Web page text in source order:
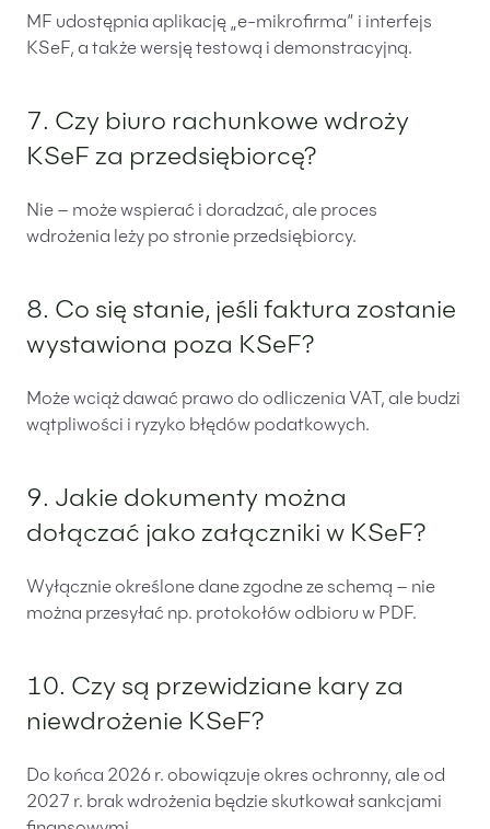
MF udostępnia aplikację „e-mikrofirma” i interfejs
KSeF, a także wersję testową i demonstracyjną.
7. Czy biuro rachunkowe wdroży
KSeF za przedsiębiorcę?
Nie – może wspierać i doradzać, ale proces
wdrożenia leży po stronie przedsiębiorcy.
8. Co się stanie, jeśli faktura zostanie
wystawiona poza KSeF?
Może wciąż dawać prawo do odliczenia VAT, ale budzi
wątpliwości i ryzyko błędów podatkowych.
9. Jakie dokumenty można
dołączać jako załączniki w KSeF?
Wyłącznie określone dane zgodne ze schemą – nie
można przesyłać np. protokołów odbioru w PDF.
10. Czy są przewidziane kary za
niewdrożenie KSeF?
Do końca 2026 r. obowiązuje okres ochronny, ale od
2027 r. brak wdrożenia będzie skutkował sankcjami